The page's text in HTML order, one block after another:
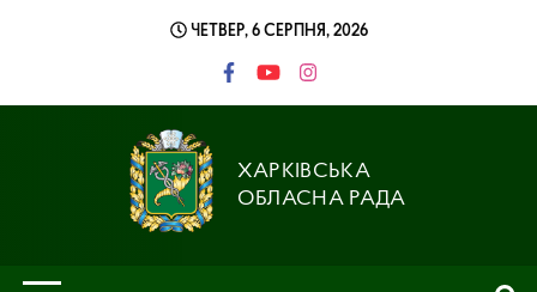
ЧЕТВЕР, 6 СЕРПНЯ, 2026
ХАРКІВСЬКА
ОБЛАСНА РАДА